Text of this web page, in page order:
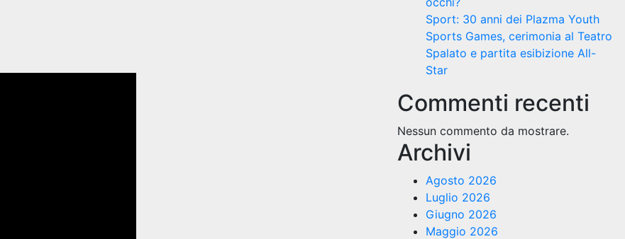
Sport: 30 anni dei Plazma Youth
Sports Games, cerimonia al Teatro
Spalato e partita esibizione All-
Star
Commenti recenti
Nessun commento da mostrare.
Archivi
Agosto 2026
Luglio 2026
Giugno 2026
Maggio 2026